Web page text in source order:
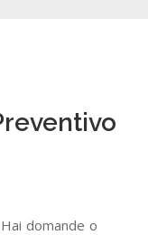
domande o